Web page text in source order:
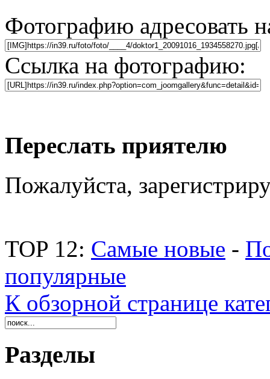
Фотографию адресовать
Ссылка на фотографию:
Переслать приятелю
Пожалуйста,
TOP 12: Самые новые -
популярные
К обзорной странице
Разделы